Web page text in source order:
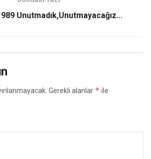
Unutmadık,Unutmayacağız...
Gerekli alanlar * ile